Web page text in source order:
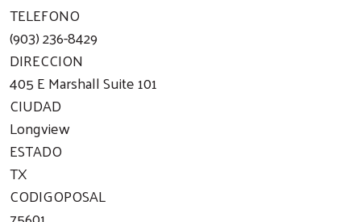
TELEFONO
(903) 236-8429
DIRECCION
405 E Marshall Suite 101
CIUDAD
Longview
ESTADO
TX
CODIGOPOSAL